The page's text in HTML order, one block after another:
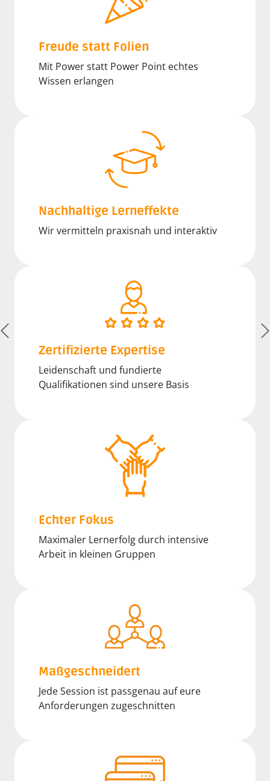
Freude statt Folien
Mit Power statt Power Point echtes
Wissen erlangen
Nachhaltige Lerneffekte
Wir vermitteln praxisnah und interaktiv
Zertifizierte Expertise
Leidenschaft und fundierte
Qualifikationen sind unsere Basis
Echter Fokus
Maximaler Lernerfolg durch intensive
Arbeit in kleinen Gruppen
Maßgeschneidert
Jede Session ist passgenau auf eure
Anforderungen zugeschnitten